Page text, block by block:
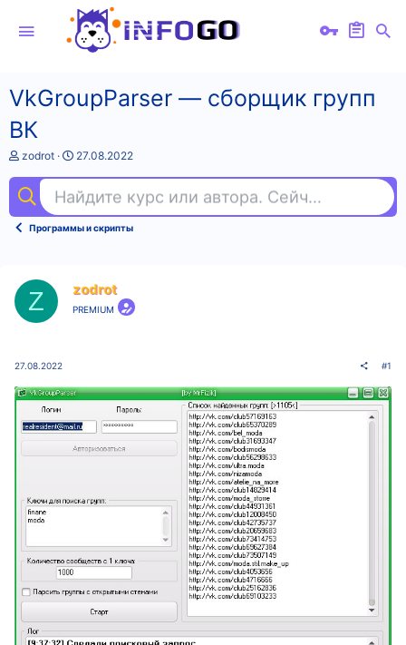
VkGroupParser — сборщик групп
ВК
А
т
о
т
zodrot
Д
а
н
а
а
27.08.2022
Найдите курс или автора. Сейчас ищут
Программы и скрипты
Z zodrot
PREMIUM
27.08.2022 #1